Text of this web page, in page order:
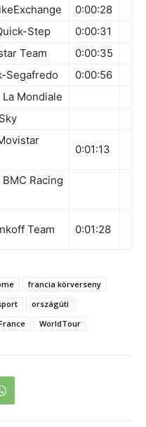
0:00:28
Step
0:00:31
Team
0:00:35
Segafredo
0:00:56
La Mondiale
0:01:13
Racing
Team 0:01:28
francia körverseny
országúti
WorldTour